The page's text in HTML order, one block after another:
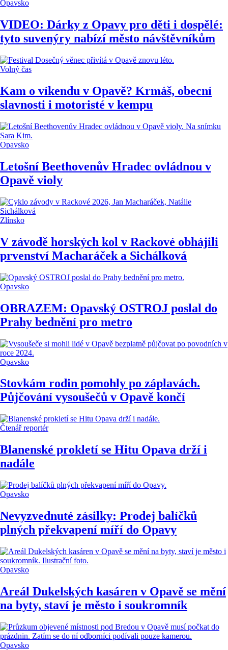
Opavsko
VIDEO: Dárky z Opavy pro děti i dospělé:
tyto suvenýry nabízí město návštěvníkům
Volný čas
Kam o víkendu v Opavě? Krmáš, obecní
slavnosti i motoristé v kempu
Opavsko
Letošní Beethovenův Hradec ovládnou v
Opavě violy
Zlínsko
V závodě horských kol v Rackové obhájili
prvenství Macharáček a Sichálková
Opavsko
OBRAZEM: Opavský OSTROJ poslal do
Prahy bednění pro metro
Opavsko
Stovkám rodin pomohly po záplavách.
Půjčování vysoušečů v Opavě končí
Čtenář reportér
Blanenské prokletí se Hitu Opava drží i
nadále
Opavsko
Nevyzvednuté zásilky: Prodej balíčků
plných překvapení míří do Opavy
Opavsko
Areál Dukelských kasáren v Opavě se mění
na byty, staví je město i soukromník
Opavsko